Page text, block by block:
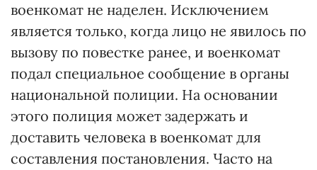
военкомат не наделен. Исключением
является только, когда лицо не явилось по
вызову по повестке ранее, и военкомат
подал специальное сообщение в органы
национальной полиции. На основании
этого полиция может задержать и
доставить человека в военкомат для
составления постановления. Часто на